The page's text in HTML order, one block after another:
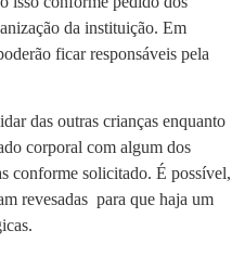
da instituição. Em
ficar responsáveis pela
das outras crianças enquanto
corporal com algum dos
conforme solicitado. É possível,
revesadas para que haja um